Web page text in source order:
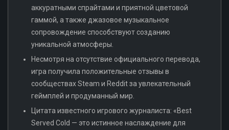
аккуратными спрайтами и приятной цветовой
гаммой, а также джазовое музыкальное
сопровождение способствуют созданию
уникальной атмосферы.
Несмотря на отсутствие официального перевода,
игра получила положительные отзывы в
сообществах Steam и Reddit за увлекательный
геймплей и продуманный мир.
Цитата известного игрового журналиста: «Best
Served Cold — это истинное наслаждение для